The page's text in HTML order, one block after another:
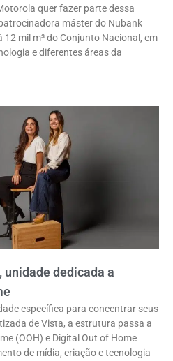
quer fazer parte dessa
máster do Nubank
mil m³ do Conjunto Nacional, em
e diferentes áreas da
unidade dedicada a
específica para concentrar seus
de Vista, a estrutura passa a
(OOH) e Digital Out of Home
de mídia, criação e tecnologia